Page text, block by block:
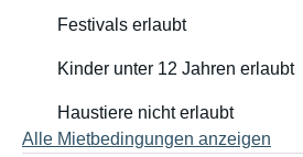
Festivals erlaubt
Kinder unter 12 Jahren erlaubt
Haustiere nicht erlaubt
Alle Mietbedingungen anzeigen